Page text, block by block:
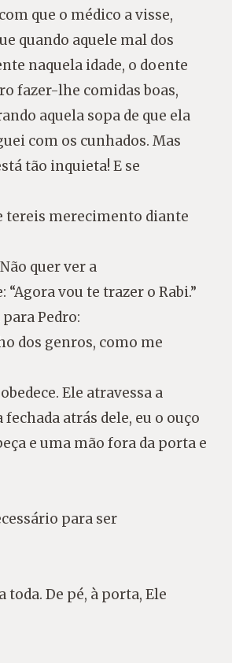
que o médico a visse,
quando aquele mal dos
naquela idade, o doente
fazer-lhe comidas boas,
aquela sopa de que ela
com os cunhados. Mas
tão inquieta! E se
tereis merecimento diante
quer ver a
vou te trazer o Rabi.”
Pedro:
dos genros, como me
Ele atravessa a
atrás dele, eu o ouço
e uma mão fora da porta e
para ser
toda. De pé, à porta, Ele